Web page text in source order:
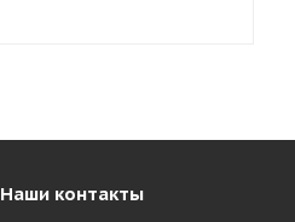
Наши контакты